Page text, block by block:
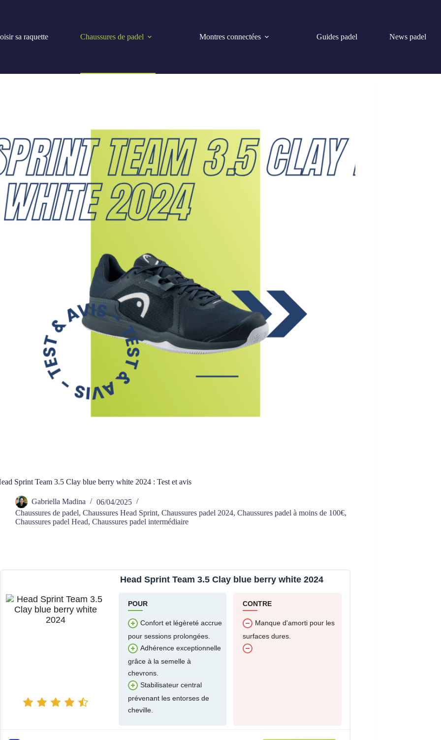
sa raquette Chaussures de padel Montres connectées Guides padel News padel
Sprint Team 3.5 Clay blue berry white 2024 : Test et avis
Gabriella Madina
06/04/2025
Chaussures de padel,Chaussures Head Sprint,Chaussures padel 2024,Chaussures padel à moins de 100€,
Chaussures padel Head,Chaussures padel intermédiaire
Head Sprint Team 3.5 Clay blue berry white 2024
POUR
Confort et légèreté accrue
pour sessions prolongées.
Adhérence exceptionnelle
grâce à la semelle à
chevrons.
Stabilisateur central
prévenant les entorses de
cheville.
CONTRE
Manque d'amorti pour les
surfaces dures.